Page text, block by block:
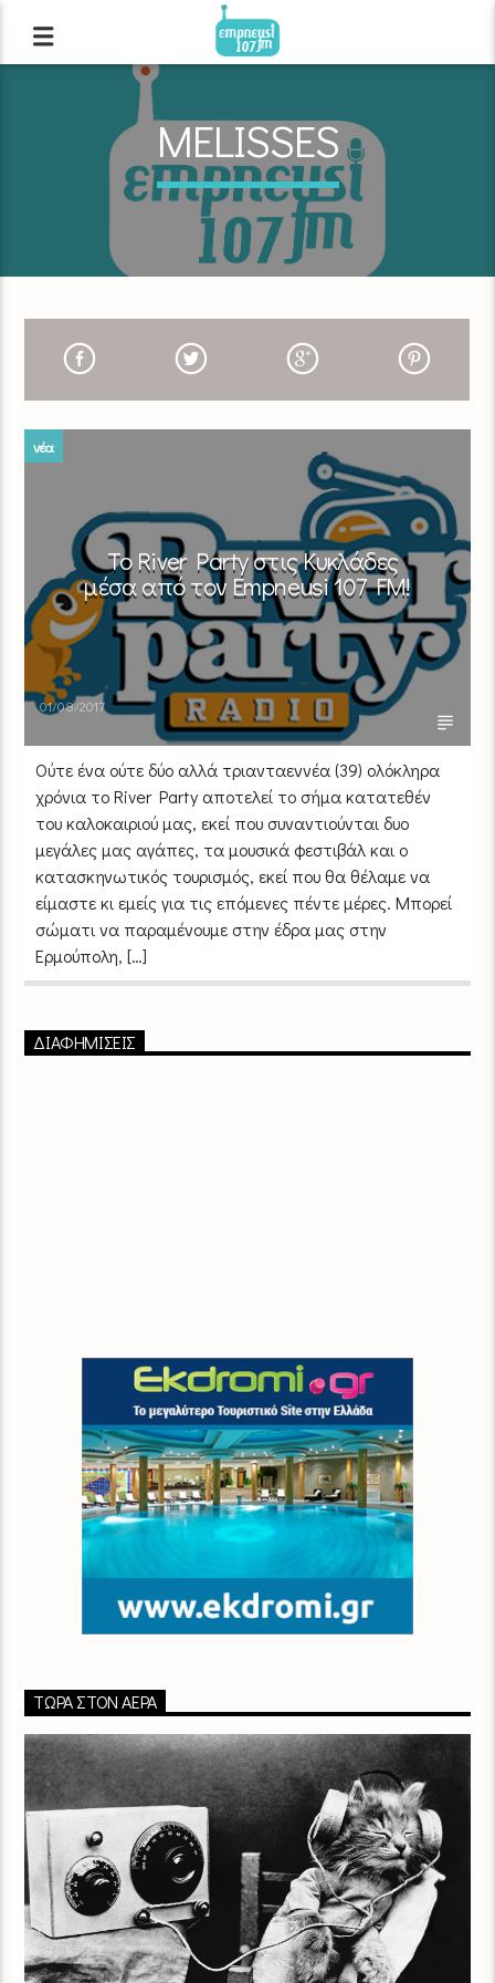
MELISSES
νέα
Το River Party στις Κυκλάδες
μέσα από τον Empneusi 107 FM!
01/08/2017
Ούτε ένα ούτε δύο αλλά τριανταεννέα (39) ολόκληρα
χρόνια το River Party αποτελεί το σήμα κατατεθέν
του καλοκαιριού μας, εκεί που συναντιούνται δυο
μεγάλες μας αγάπες, τα μουσικά φεστιβάλ και ο
κατασκηνωτικός τουρισμός, εκεί που θα θέλαμε να
είμαστε κι εμείς για τις επόμενες πέντε μέρες. Μπορεί
σώματι να παραμένουμε στην έδρα μας στην
Ερμούπολη, […]
ΔΙΑΦΗΜΙΣΕΙΣ
ΤΏΡΑ ΣΤΟΝ ΑΈΡΑ